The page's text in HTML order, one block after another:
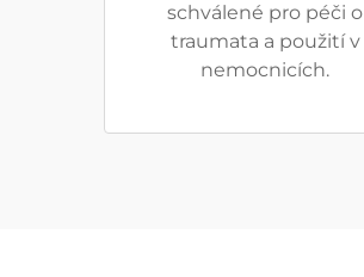
schválené pro péči o
traumata a použití v
nemocnicích.